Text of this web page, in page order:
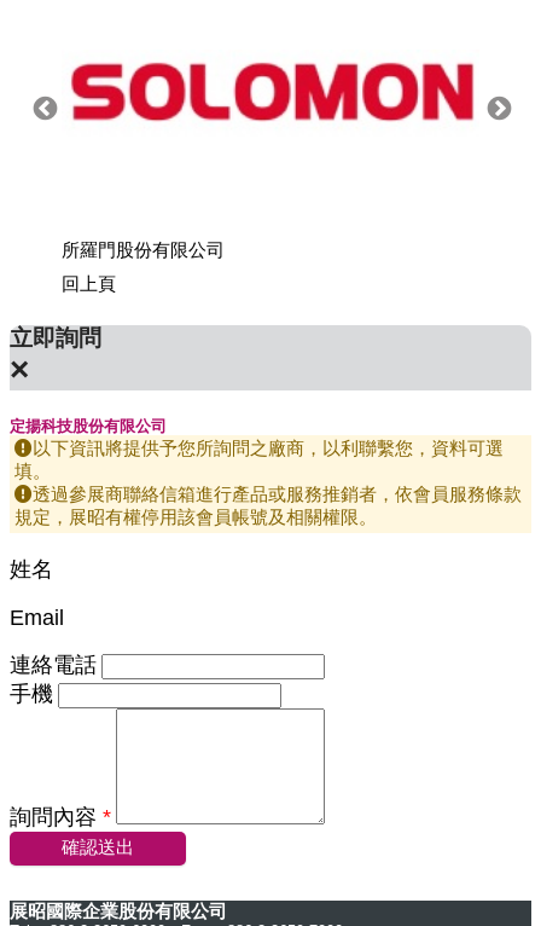
所羅門股份有限公司
回上頁
立即詢問
×
定揚科技股份有限公司
以下資訊將提供予您所詢問之廠商，以利聯繫您，資料可選
填。
透過參展商聯絡信箱進行產品或服務推銷者，依會員服務條款
規定，展昭有權停用該會員帳號及相關權限。
姓名
Email
連絡電話
手機
詢問內容 *
確認送出
展昭國際企業股份有限公司